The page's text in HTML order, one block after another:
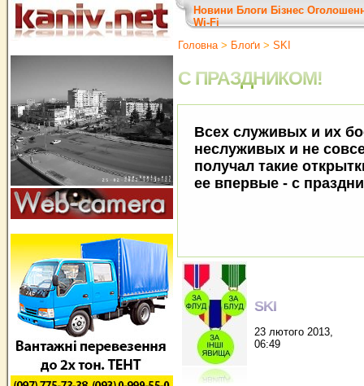
Новини Блоги Бізнес
Wi-Fi
Головна> Блоґи > SKI
С ПРАЗДНИКОМ!
Всех служивых и их
неслуживых и не
получал такие
ее впервые - с
SKI
23 лютого 2013,
06:49